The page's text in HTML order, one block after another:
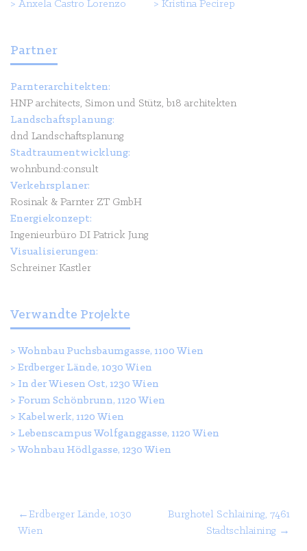
> Ánxela Castro Lorenzo > Kristina Pecirep
Partner
Parnterarchitekten:
HNP architects, Simon und Stütz, b18 architekten
Landschaftsplanung:
dnd Landschaftsplanung
Stadtraumentwicklung:
wohnbund:consult
Verkehrsplaner:
Rosinak & Parnter ZT GmbH
Energiekonzept:
Ingenieurbüro DI Patrick Jung
Visualisierungen:
Schreiner Kastler
Verwandte Projekte
> Wohnbau Puchsbaumgasse, 1100 Wien
> Erdberger Lände, 1030 Wien
> In der Wiesen Ost, 1230 Wien
> Forum Schönbrunn, 1120 Wien
> Kabelwerk, 1120 Wien
> Lebenscampus Wolfganggasse, 1120 Wien
> Wohnbau Hödlgasse, 1230 Wien
Beitragsnavigation
Erdberger Lände, 1030
Wien
Burghotel Schlaining, 7461
Stadtschlaining